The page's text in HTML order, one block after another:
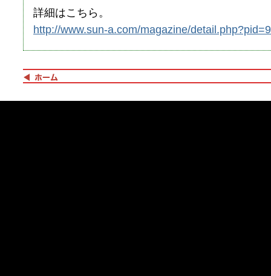
詳細はこちら。
http://www.sun-a.com/magazine/